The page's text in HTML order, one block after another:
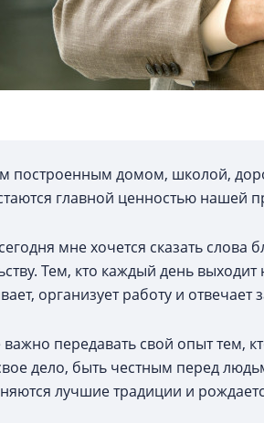
построенным домом, школой,
главной ценностью нашей
мне хочется сказать слова
Тем, кто каждый день
организует работу и отвечает
передавать свой опыт тем,
дело, быть честным перед
лучшие традиции и